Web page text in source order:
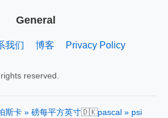
General
我们 博客 Privacy Policy
reserved.
斯卡 » 磅每平方英寸🇩🇰pascal » psi